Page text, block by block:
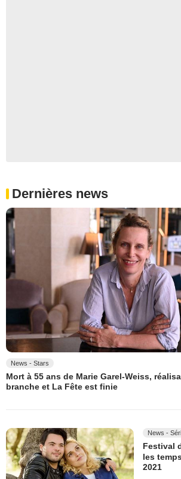
Dernières news
News - Stars
Mort à 55 ans de Marie Garel-Weiss,
branche et La Fête est finie
News -
Festival
les
2021